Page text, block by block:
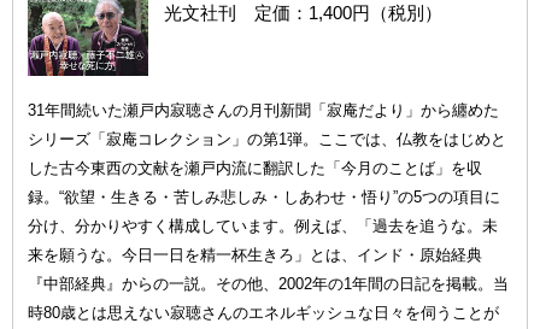
光文社刊 定価：1,400円（税別）
31年間続いた瀬戸内寂聴さんの月刊新聞「寂庵だより」から纏めた
シリーズ「寂庵コレクション」の第1弾。ここでは、仏教をはじめと
した古今東西の文献を瀬戸内流に翻訳した「今月のことば」を収
録。“欲望・生きる・苦しみ悲しみ・しあわせ・悟り”の5つの項目に
分け、分かりやすく構成しています。例えば、「過去を追うな。未
来を願うな。今日一日を精一杯生きろ」とは、インド・原始経典
『中部経典』からの一説。その他、2002年の1年間の日記を掲載。当
時80歳とは思えない寂聴さんのエネルギッシュな日々を伺うことが